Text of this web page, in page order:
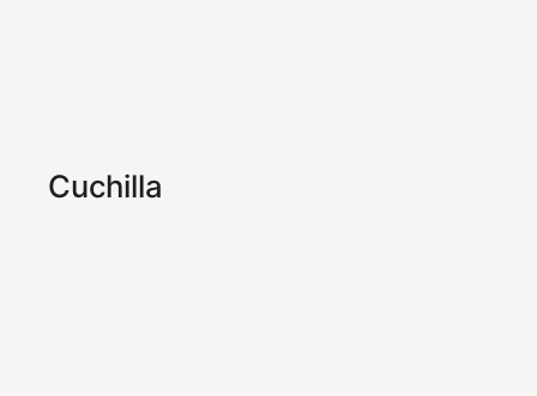
Cuchilla